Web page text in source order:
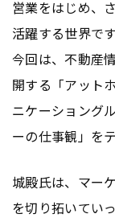
営業をはじめ、
活躍する世界です
今回は、不動産
開する「アット
ニケーショング
ーの仕事観」を
城殿氏は、マー
を切り拓いてい